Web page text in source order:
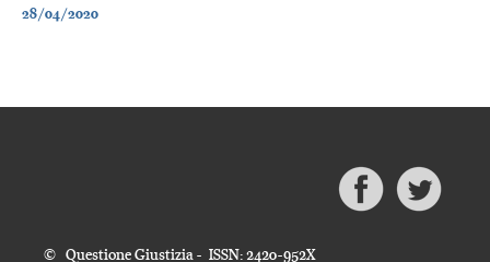
28/04/2020
© Questione Giustizia - ISSN: 2420-952X